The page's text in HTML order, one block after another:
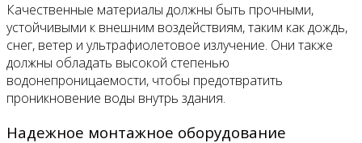
Качественные материалы должны быть прочными,
устойчивыми к внешним воздействиям, таким как дождь,
снег, ветер и ультрафиолетовое излучение. Они также
должны обладать высокой степенью
водонепроницаемости, чтобы предотвратить
проникновение воды внутрь здания.
Надежное монтажное оборудование